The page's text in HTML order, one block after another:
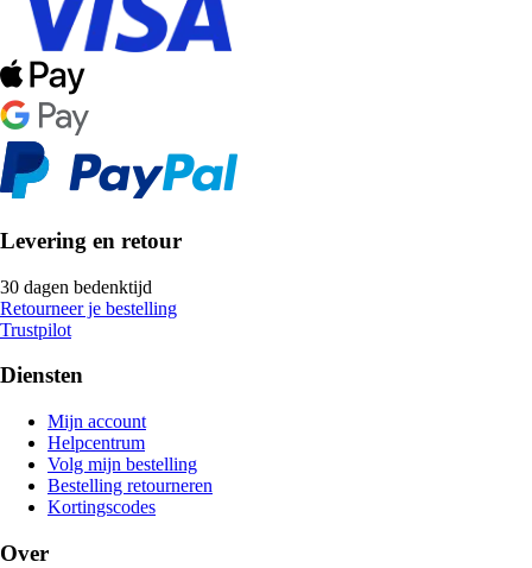
Levering en retour
30 dagen bedenktijd
Retourneer je bestelling
Trustpilot
Diensten
Mijn account
Helpcentrum
Volg mijn bestelling
Bestelling retourneren
Kortingscodes
Over